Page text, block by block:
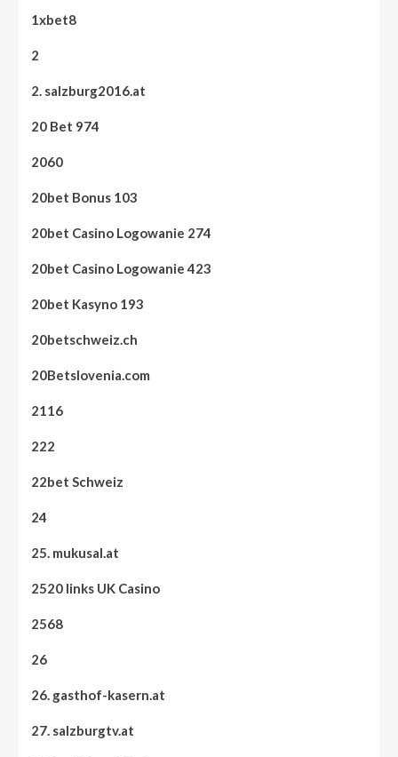
1xbet8
2
2. salzburg2016.at
20 Bet 974
2060
20bet Bonus 103
20bet Casino Logowanie 274
20bet Casino Logowanie 423
20bet Kasyno 193
20betschweiz.ch
20Betslovenia.com
2116
222
22bet Schweiz
24
25. mukusal.at
2520 links UK Casino
2568
26
26. gasthof-kasern.at
27. salzburgtv.at